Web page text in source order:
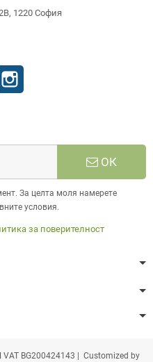
1220 София
ОК
За целта моля намерете
условия.
за поверителност
VAT BG200424143 | Customized by